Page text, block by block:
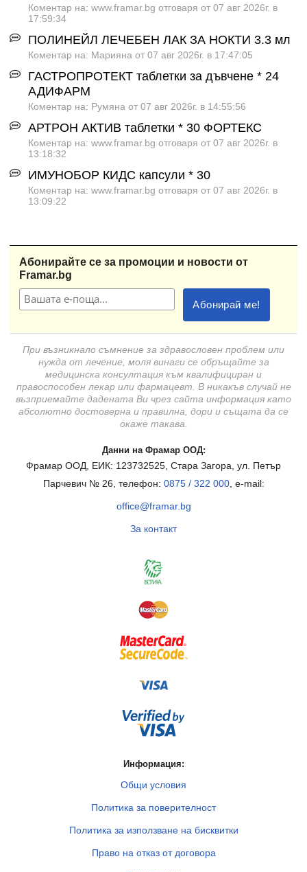
Коментар на: www.framar.bg отговаря от 07 авг 2026г. в
17:59:34
ПОЛИНЕЙЛ ЛЕЧЕБЕН ЛАК ЗА НОКТИ 3.3 мл
Коментар на: Марияна от 07 авг 2026г. в 17:47:05
ГАСТРОПРОТЕКТ таблетки за дъвчене * 24
АДИФАРМ
Коментар на: Румяна от 07 авг 2026г. в 14:55:56
АРТРОН АКТИВ таблетки * 30 ФОРТЕКС
Коментар на: www.framar.bg отговаря от 07 авг 2026г. в
13:18:32
ИМУНОБОР КИДС капсули * 30
Коментар на: www.framar.bg отговаря от 07 авг 2026г. в
13:09:22
Абонирайте се за промоции и новости от
Framar.bg
При възникнало съмнение за здравословен проблем или
нужда от лечение, моля винаги се обръщайте за
медицинска консултация към квалифициран и
правоспособен лекар или фармацевт. В никакъв случай не
възприемайте дадената Ви чрез сайта информация като
абсолютно достоверна и правилна, дори и същата да се
окаже такава.
Данни на Фрамар ООД:
Фрамар ООД, ЕИК: 123732525, Стара Загора, ул. Петър
Парчевич № 26, телефон: 0875 / 322 000, e-mail:
office@framar.bg
За контакт
Информация:
Общи условия
Политика за поверителност
Политика за използване на бисквитки
Право на отказ от договора